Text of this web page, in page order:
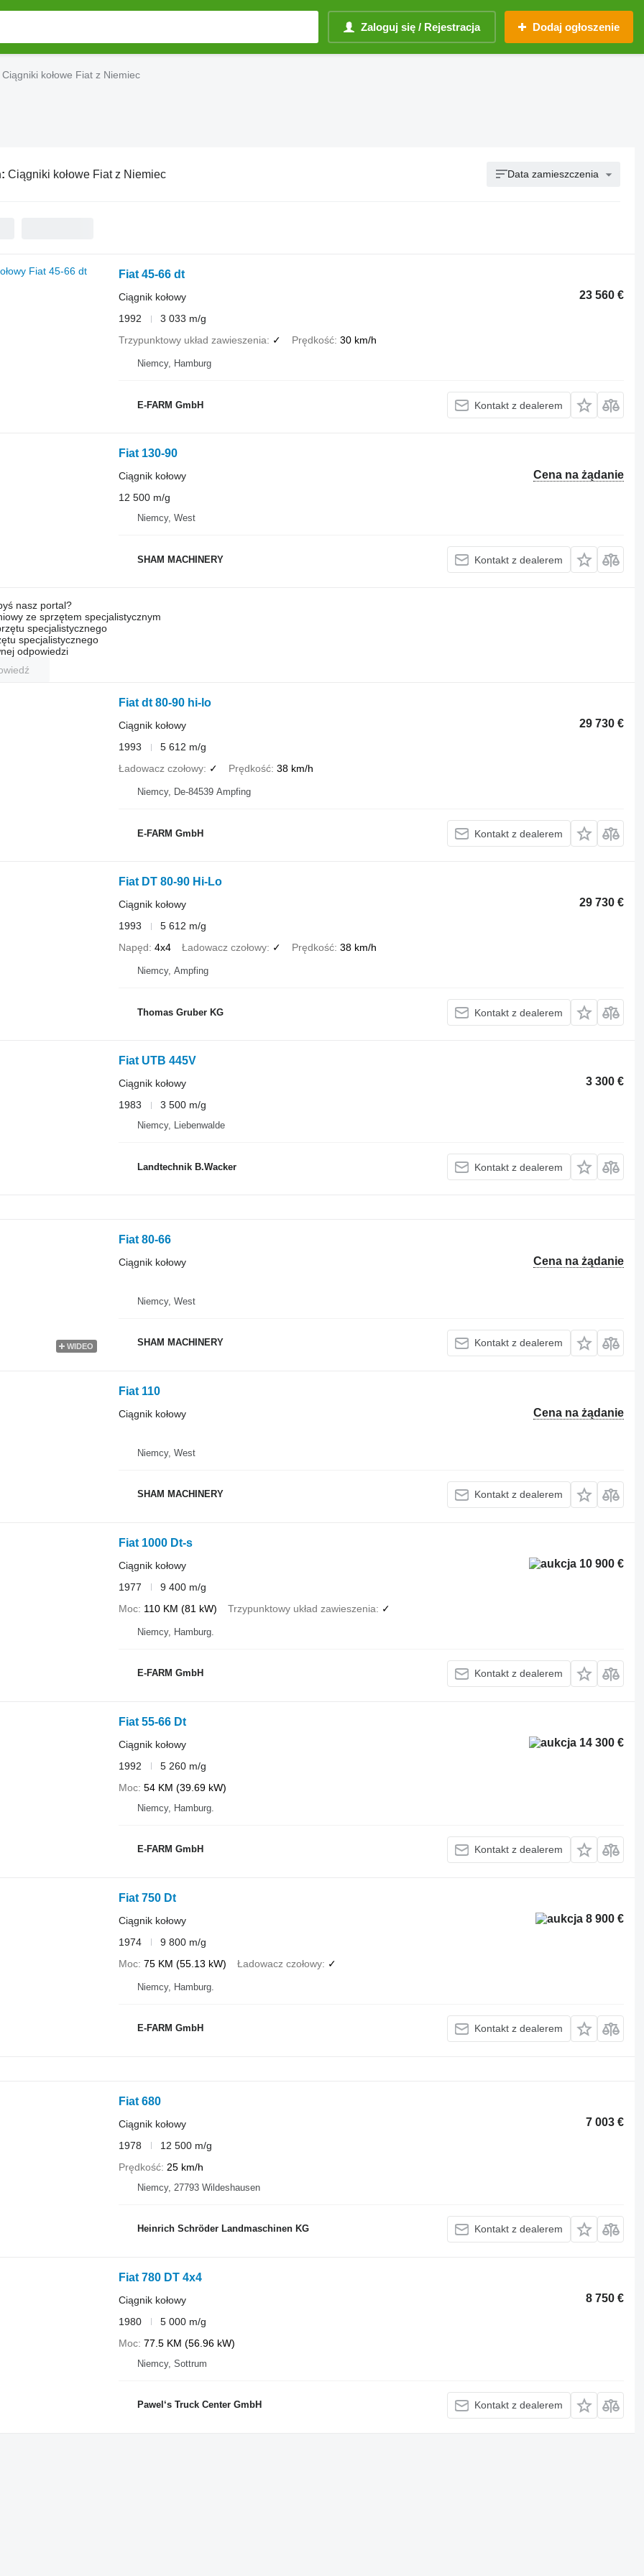
Zaloguj się / Rejestracja Dodaj ogłoszenie
Ciągniki kołowe Fiat z Niemiec
Ciągniki kołowe Fiat z Niemiec Data zamieszczenia
Fiat 45-66 dt
23 560 €
Ciągnik kołowy
1992
3 033 m/g
Trzypunktowy układ zawieszenia
✓ Prędkość 30 km/h
Niemcy, Hamburg
E-FARM GmbH Kontakt z dealerem
Fiat 130-90
Cena na żądanie
Ciągnik kołowy
12 500 m/g
Niemcy, West
SHAM MACHINERY Kontakt z dealerem
nasz portal?
ze sprzętem specjalistycznym
specjalistycznego
specjalistycznego
odpowiedzi
Fiat dt 80-90 hi-lo
29 730 €
Ciągnik kołowy
1993
5 612 m/g
Ładowacz czołowy
✓ Prędkość 38 km/h
Niemcy, De-84539 Ampfing
E-FARM GmbH Kontakt z dealerem
Fiat DT 80-90 Hi-Lo
29 730 €
Ciągnik kołowy
1993
5 612 m/g
Napęd 4x4 Ładowacz czołowy ✓ Prędkość 38 km/h
Niemcy, Ampfing
Thomas Gruber KG Kontakt z dealerem
Fiat UTB 445V
3 300 €
Ciągnik kołowy
1983
3 500 m/g
Niemcy, Liebenwalde
Landtechnik B.Wacker Kontakt z dealerem
WIDEO
Fiat 80-66
Cena na żądanie
Ciągnik kołowy
Niemcy, West
SHAM MACHINERY Kontakt z dealerem
Fiat 110
Cena na żądanie
Ciągnik kołowy
Niemcy, West
SHAM MACHINERY Kontakt z dealerem
Fiat 1000 Dt-s
10 900 €
Ciągnik kołowy
1977
9 400 m/g
Moc 110 KM (81 kW) Trzypunktowy układ zawieszenia ✓
Niemcy, Hamburg.
E-FARM GmbH Kontakt z dealerem
Fiat 55-66 Dt
14 300 €
Ciągnik kołowy
1992
5 260 m/g
Moc 54 KM (39.69 kW)
Niemcy, Hamburg.
E-FARM GmbH Kontakt z dealerem
Fiat 750 Dt
8 900 €
Ciągnik kołowy
1974
9 800 m/g
Moc 75 KM (55.13 kW) Ładowacz czołowy ✓
Niemcy, Hamburg.
E-FARM GmbH Kontakt z dealerem
Fiat 680
7 003 €
Ciągnik kołowy
1978
12 500 m/g
Prędkość 25 km/h
Niemcy, 27793 Wildeshausen
Heinrich Schröder Landmaschinen KG Kontakt z dealerem
Fiat 780 DT 4x4
8 750 €
Ciągnik kołowy
1980
5 000 m/g
Moc 77.5 KM (56.96 kW)
Niemcy, Sottrum
Pawel‘s Truck Center GmbH Kontakt z dealerem